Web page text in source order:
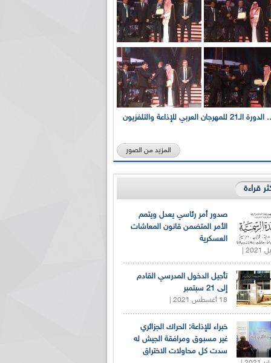
بالصور... الدورة الـ21 للمهرجان العربي للإذاعة والتلفزيون
المزيد من الصور
قراءة
صدور أمر رئاسي يعدل ويتمم
الأمر المتضمن قانون المعاشات
العسكرية
تأجيل الدخول المدرسي القادم
إلى 21 سبتمبر
18 أغسطس 2021 |
خبراء للإذاعة: الحراك الجزائري
غير مسبوق ومرافقة الجيش له
سدت كل محاولات الاختراق